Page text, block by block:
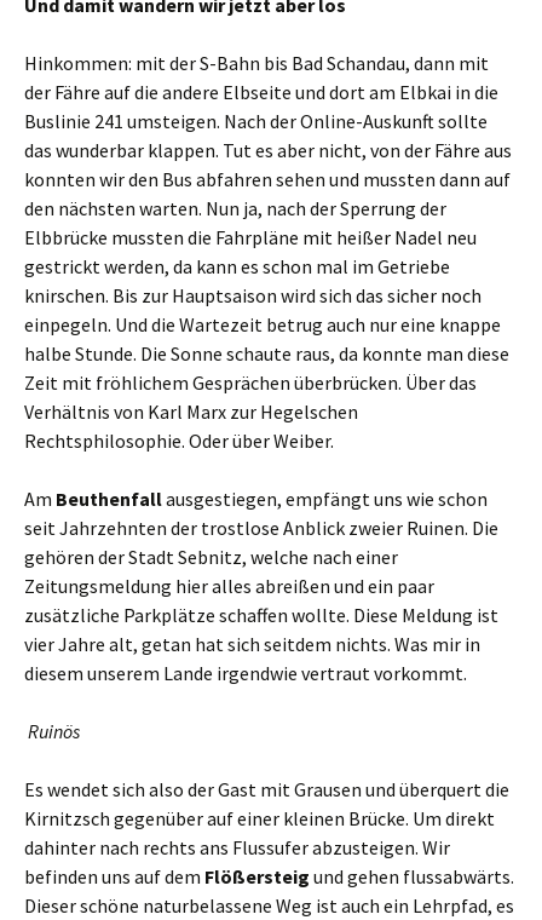
Hinkommen: mit der S-Bahn bis Bad Schandau, dann mit
der Fähre auf die andere Elbseite und dort am Elbkai in die
Buslinie 241 umsteigen. Nach der Online-Auskunft sollte
das wunderbar klappen. Tut es aber nicht, von der Fähre aus
konnten wir den Bus abfahren sehen und mussten dann auf
den nächsten warten. Nun ja, nach der Sperrung der
Elbbrücke mussten die Fahrpläne mit heißer Nadel neu
gestrickt werden, da kann es schon mal im Getriebe
knirschen. Bis zur Hauptsaison wird sich das sicher noch
einpegeln. Und die Wartezeit betrug auch nur eine knappe
halbe Stunde. Die Sonne schaute raus, da konnte man diese
Zeit mit fröhlichem Gesprächen überbrücken. Über das
Verhältnis von Karl Marx zur Hegelschen
Rechtsphilosophie. Oder über Weiber.
Am Beuthenfallausgestiegen, empfängt uns wie schon
seit Jahrzehnten der trostlose Anblick zweier Ruinen. Die
gehören der Stadt Sebnitz, welche nach einer
Zeitungsmeldung hier alles abreißen und ein paar
zusätzliche Parkplätze schaffen wollte. Diese Meldung ist
vier Jahre alt, getan hat sich seitdem nichts. Was mir in
diesem unserem Lande irgendwie vertraut vorkommt.
Ruinös
Es wendet sich also der Gast mit Grausen und überquert die
Kirnitzsch gegenüber auf einer kleinen Brücke. Um direkt
dahinter nach rechts ans Flussufer abzusteigen. Wir
befinden uns auf dem Flößersteig und gehen flussabwärts.
Dieser schöne naturbelassene Weg ist auch ein Lehrpfad, es